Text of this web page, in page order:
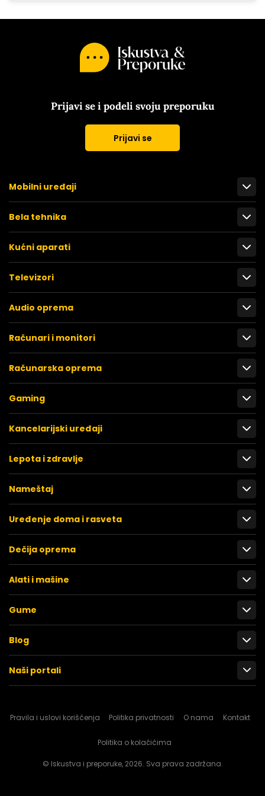
Prijavi se i podeli svoju preporuku
Prijavi se
Mobilni uređaji
Bela tehnika
Kućni aparati
Televizori
Audio oprema
Računari i monitori
Računarska oprema
Gaming
Kancelarijski uređaji
Lepota i zdravlje
Nameštaj
Uređenje doma i rasveta
Dečija oprema
Alati i mašine
Gume
Blog
Naši portali
Pravila i uslovi korišćenja Politika privatnosti O nama Kontakt
Politika o kolačićima
© Iskustva i preporuke, 2026. Sva prava zadržana.